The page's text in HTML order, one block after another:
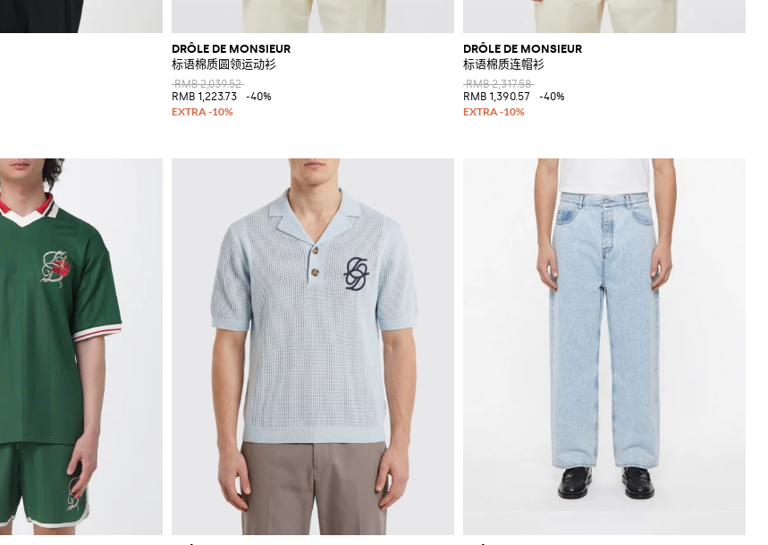
DRÔLE DE MONSIEUR
标语棉质圆领运动衫
RMB 2,039.52
RMB 1,223.73
-40%
DRÔLE DE MONSIEUR
标语棉质连帽衫
RMB 2,317.58
RMB 1,390.57
-40%